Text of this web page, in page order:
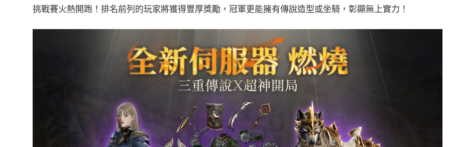
挑戰賽火熱開跑！排名前列的玩家將獲得豐厚獎勵，冠軍更能擁有傳說造型或坐騎，彰顯無上實力！